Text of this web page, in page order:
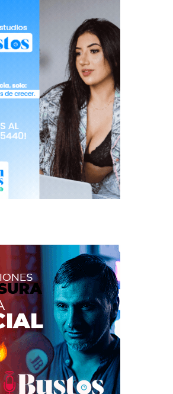
En Amazon, hay muchas
USB asequibles que son
mejores que el micrófono que
También es bueno
de micrófono sólido, para
posible.
un micrófono externo, aún
el micrófono integrado.
un par de cosas que considerar;
ellas. Esta es una profesión en
necesaria tanto para activar la
para bailar y romper el hielo con